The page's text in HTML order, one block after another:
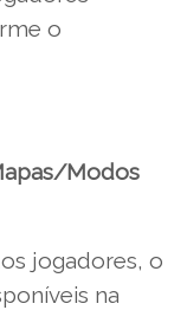
o
Modos
jogadores, o
na